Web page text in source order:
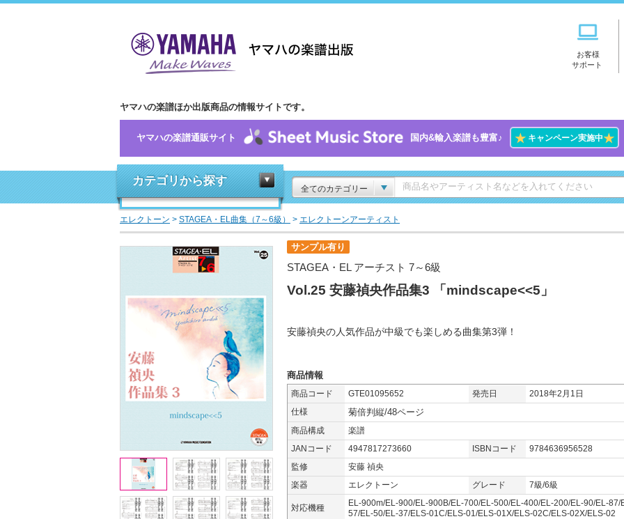
お客様
サポート
ヤマハの楽譜ほか出版商品の情報サイトです。
ヤマハの楽譜通販サイト 国内&輸入楽譜も豊富♪ ★キャンペーン実施中★
カテゴリから探す
全てのカテゴリー
エレクトーン > STAGEA・EL曲集（7～6級） > エレクトーンアーティスト
サンプル有り
STAGEA・EL アーチスト 7～6級
Vol.25 安藤禎央作品集3 「mindscape<<5」
安藤禎央の人気作品が中級でも楽しめる曲集第3弾！
商品情報
商品コード GTE01095652 発売日
2018年2月1日
仕様
菊倍判縦/48ページ
商品構成
楽譜
JANコード
4947817273660 ISBNコード
9784636956528
監修
安藤 禎央
楽器
エレクトーン グレード 7級/6級
対応機種
EL-900m/EL-900/EL-900B/EL-700/EL-500/EL-400/EL-200/EL-90/EL-87/
57/EL-50/EL-37/ELS-01C/ELS-01/ELS-01X/ELS-02C/ELS-02X/ELS-02